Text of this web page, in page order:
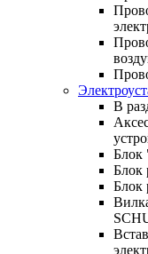
В
Блок
Блок
Блок